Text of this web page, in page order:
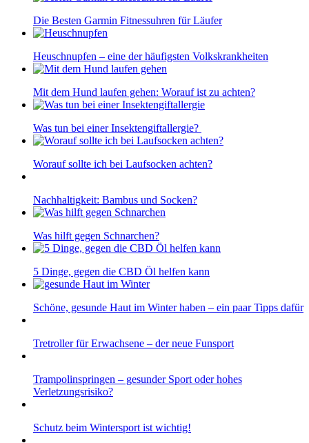
Die Besten Garmin Fitnessuhren für Läufer
Heuschnupfen – eine der häufigsten Volkskrankheiten
Mit dem Hund laufen gehen: Worauf ist zu achten?
Was tun bei einer Insektengiftallergie?
Worauf sollte ich bei Laufsocken achten?
Nachhaltigkeit: Bambus und Socken?
Was hilft gegen Schnarchen?
5 Dinge, gegen die CBD Öl helfen kann
Schöne, gesunde Haut im Winter haben – ein paar Tipps dafür
Tretroller für Erwachsene – der neue Funsport
Trampolinspringen – gesunder Sport oder hohes
Verletzungsrisiko?
Schutz beim Wintersport ist wichtig!